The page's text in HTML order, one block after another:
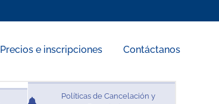
Precios e inscripciones Contáctanos
Políticas de Cancelación y